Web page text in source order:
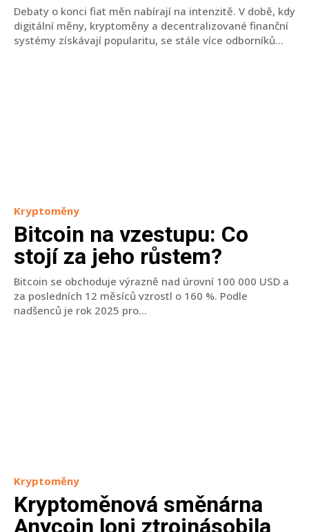
Debaty o konci fiat měn nabírají na intenzitě. V době, kdy
digitální měny, kryptoměny a decentralizované finanční
systémy získávají popularitu, se stále více odborníků...
Kryptoměny
Bitcoin na vzestupu: Co
stojí za jeho růstem?
Bitcoin se obchoduje výrazně nad úrovní 100 000 USD a
za posledních 12 měsíců vzrostl o 160 %. Podle
nadšenců je rok 2025 pro...
Kryptoměny
Kryptoměnová směnárna
Anycoin loni ztrojnásobila